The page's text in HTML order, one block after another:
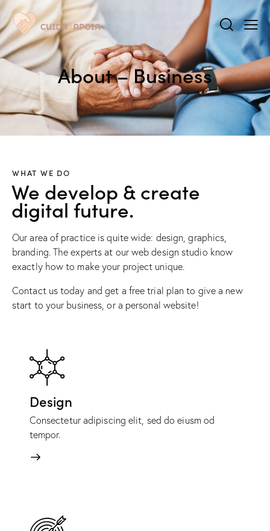
About – Business
WHAT WE DO
We develop & create
digital future.
Our area of practice is quite wide: design, graphics,
branding. The experts at our web design studio know
exactly how to make your project unique.
Contact us today and get a free trial plan to give a new
start to your business, or a personal website!
Design
Consectetur adipiscing elit, sed do eiusm od
tempor.